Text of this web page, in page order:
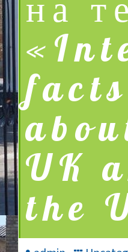
на
facts
UK
the